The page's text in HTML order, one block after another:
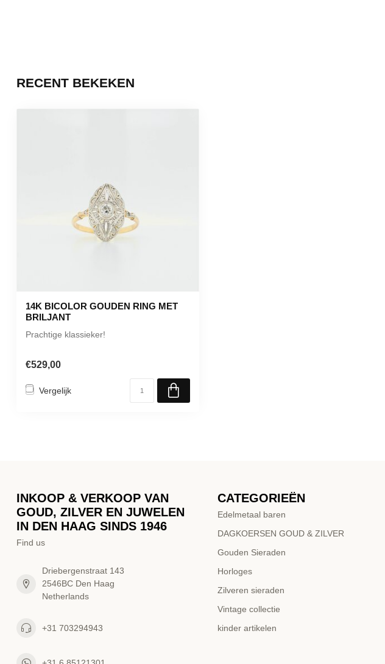
RECENT BEKEKEN
14K BICOLOR GOUDEN RING MET
BRILJANT
Prachtige klassieker!
€529,00
Vergelijk
INKOOP & VERKOOP VAN
GOUD, ZILVER EN JUWELEN
IN DEN HAAG SINDS 1946
Find us
Driebergenstraat 143
2546BC Den Haag
Netherlands
+31 703294943
CATEGORIEËN
Edelmetaal baren
DAGKOERSEN GOUD & ZILVER
Gouden Sieraden
Horloges
Zilveren sieraden
Vintage collectie
kinder artikelen